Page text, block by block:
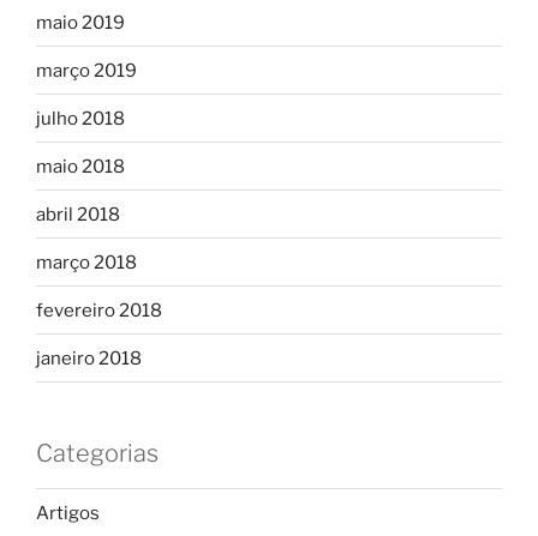
maio 2019
março 2019
julho 2018
maio 2018
abril 2018
março 2018
fevereiro 2018
janeiro 2018
Categorias
Artigos